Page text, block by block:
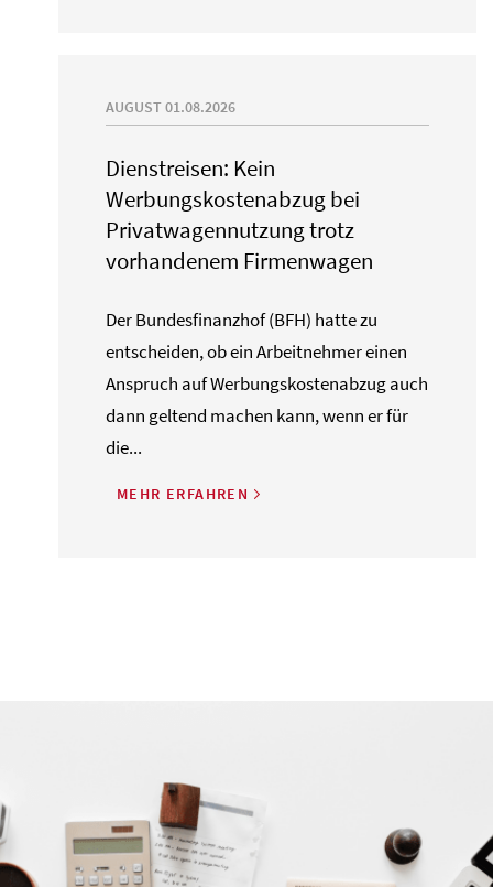
AUGUST 01.08.2026
Dienstreisen: Kein
Werbungskostenabzug bei
Privatwagennutzung trotz
vorhandenem Firmenwagen
Der Bundesfinanzhof (BFH) hatte zu
entscheiden, ob ein Arbeitnehmer einen
Anspruch auf Werbungskostenabzug auch
dann geltend machen kann, wenn er für
die...
MEHR ERFAHREN